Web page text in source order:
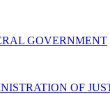
GOVERNMENT
OF